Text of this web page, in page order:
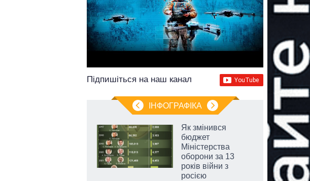
Підпишіться на наш канал
ІНФОГРАФІКА
Як змінився
бюджет
Міністерства
оборони за 13
років війни з
росією